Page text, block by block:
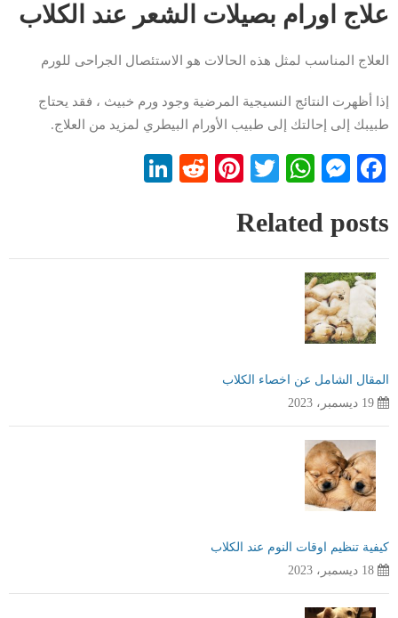
علاج اورام بصيلات الشعر عند الكلاب
العلاج المناسب لمثل هذه الحالات هو الاستئصال الجراحى للورم
إذا أظهرت النتائج النسيجية المرضية وجود ورم خبيث ، فقد يحتاج
طبيبك إلى إحالتك إلى طبيب الأورام البيطري لمزيد من العلاج.
Facebook
Messenger
WhatsApp
Twitter
Pinterest
Reddit
Related posts
المقال الشامل عن اخصاء الكلاب
19 ديسمبر، 2023
كيفية تنظيم اوقات النوم عند الكلاب
18 ديسمبر، 2023